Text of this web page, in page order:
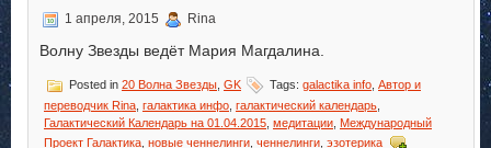
1 апреля, 2015 Rina
Волну Звезды ведёт Мария Магдалина.
Posted in 20 Волна Звезды GK Tags: galactika info Автор и
переводчик Rina галактика инфо галактический календарь
Галактический Календарь на 01.04.2015 медитации Международный
Проект Галактика новые ченнелинги ченнелинги эзотерика